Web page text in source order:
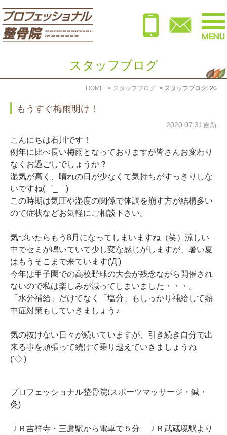
スタッフブログ
HOME スタッフブログ
もうすぐ梅雨明け！
2020.07.31更新
こんにちは石川です！
例年に比べ長い梅雨となっておりますが皆さんお変わり
なくお過ごしでしょうか？
湿気が高く、晴れの日が少なくて気持ちがすっきりしな
いですね(゜_゜)
この時期は気圧や湿度の関係で体調を崩す方が結構多い
ので症状などお気軽にご相談下さい。
気づいたらもう8月になってしまいますね（笑）涼しい
中でセミが鳴いていて少し変な感じがしますが、暑い夏
はもうそこまで来ています('Д')
今年は甲子園での高校野球の大会が残念ながら開催され
ないので私は楽しみが減ってしまいました・・・。
「水分補給」だけでなく「塩分」もしっかり補給して熱
中症対策もしていきましょう♪
気の抜けない日々が続いていますが、引き続き自分で出
来る事を頑張って続けて乗り越えていきましょうね
('◇')ゞ
プロフェッショナル整骨院(スポーツマッサージ・鍼・
灸)
ＪＲ吉祥寺・三鷹駅から電車で５分 ＪＲ武蔵境駅より